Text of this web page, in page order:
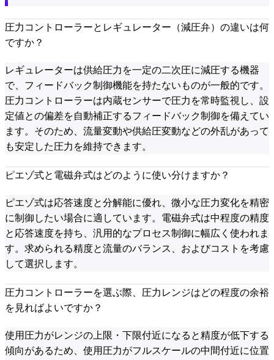
圧力コントローラーとレギュレーター（減圧弁）の違いは何
ですか？
レギュレーターは供給圧力を一定の二次圧に減圧する機器
で、フィードバック制御機能を持たないものが一般的です。
圧力コントローラーは内蔵センサーで圧力を常時監視し、設
定値との偏差を自動補正するフィードバック制御を備えてい
ます。そのため、流量変動や供給圧変動などの外乱があって
も安定した圧力を維持できます。
ピエゾ式と電磁弁式はどのように使い分けますか？
ピエゾ式は応答速度と分解能に優れ、微小な圧力変化を精密
に制御したい場合に適しています。電磁弁式は中程度の精度
と応答速度を持ち、汎用的なプロセス制御に幅広く使われま
す。求められる精度と流量のバランス、およびコストを考慮
して選択します。
圧力コントローラーを選ぶ際、圧力レンジはどの程度の余裕
を見ればよいですか？
使用圧力がレンジの上限・下限付近になると精度が低下する
傾向があるため、使用圧力がフルスケールの中間付近に位置